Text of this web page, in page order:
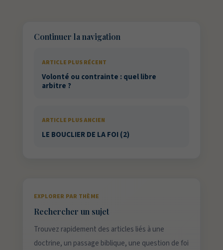
Continuer la navigation
ARTICLE PLUS RÉCENT
Volonté ou contrainte : quel libre
arbitre ?
ARTICLE PLUS ANCIEN
LE BOUCLIER DE LA FOI (2)
EXPLORER PAR THÈME
Rechercher un sujet
Trouvez rapidement des articles liés à une
doctrine, un passage biblique, une question de foi